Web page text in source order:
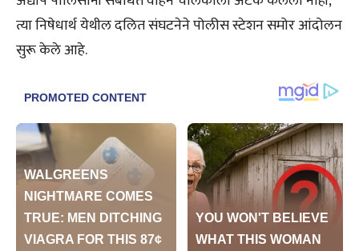
त्या निषेधार्थ येथील दलित संघटनेने पोलीस स्टेशन समोर आंदोलन
सुरू केले आहे.